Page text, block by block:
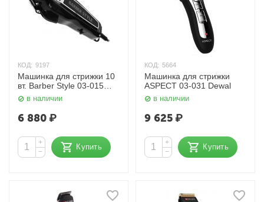
КОД: 9197
Машинка для стрижки 10
вт. Barber Style 03-015
Dewal
в наличии
6 880₽
+
−
Купить
КОД: 5664
Машинка для стрижки
ASPECT 03-031 Dewal
в наличии
9 625₽
+
−
Купить